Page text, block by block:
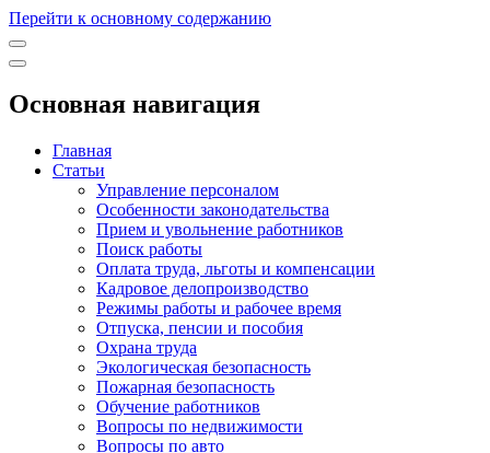
Перейти к основному содержанию
Основная навигация
Главная
Статьи
Управление персоналом
Особенности законодательства
Прием и увольнение работников
Поиск работы
Оплата труда, льготы и компенсации
Кадровое делопроизводство
Режимы работы и рабочее время
Отпуска, пенсии и пособия
Охрана труда
Экологическая безопасность
Пожарная безопасность
Обучение работников
Вопросы по недвижимости
Вопросы по авто